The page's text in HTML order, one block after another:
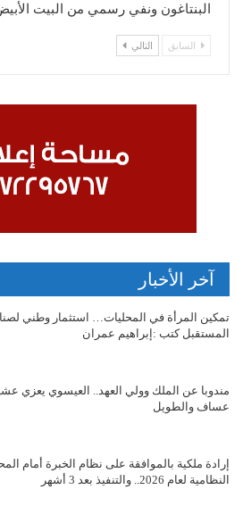
البنتاغون ونفي رسمي من البيت
السابق التالي
آخر الأخبار
تمكين المرأة في المحليات… استثمار وطني
المستقبل كتب :إبراهيم عمران
مندوبا عن الملك وولي العهد.. العيسوي يعزي
عساف والطويل
إرادة ملكية بالموافقة على نظام الخبرة أمام
النظامية لعام 2026.. والتنفيذ بعد 3 أشهر